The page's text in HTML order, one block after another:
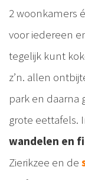
2 woonkamers
voor iedereen
tegelijk kunt
z’n. allen
park en daarna
grote eettafels.
wandelen en
Zierikzee en de